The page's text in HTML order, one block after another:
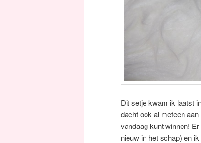
Dit setje kwam ik laatst
dacht ook al meteen
vandaag kunt winnen!
nieuw in het schap) en